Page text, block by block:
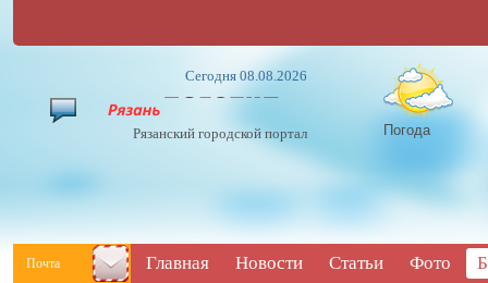
Сегодня 08.08.2026
Рязанский городской портал Погода
Почта Главная Новости Статьи Фото